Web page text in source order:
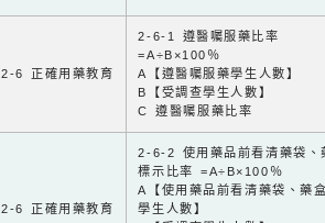
2-6 正確用藥教育
2-6-1 遵醫囑服藥比率
=A÷B×100％
A【遵醫囑服藥學生人數】
B【受調查學生人數】
C 遵醫囑服藥比率
2-6 正確用藥教育
2-6-2 使用藥品前看清藥袋、
標示比率 =A÷B×100％
A【使用藥品前看清藥袋、藥
學生人數】